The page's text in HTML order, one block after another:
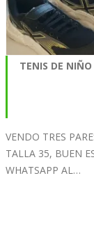
TENIS DE NIÑO
VENDO TRES
TALLA 35, BUEN
WHATSAPP AL…